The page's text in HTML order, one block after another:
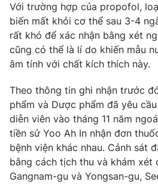
Phim VTV
Hậu trường
Nhân vật
Khán giả
Giải sao mai
Giải trí
Điện ảnh
Sao
Đời sống
Du lịch
Làm đẹp
Chất lượng cuộc sống
Giáo dục
Tuyển sinh
Học trực tuyến
Công nghệ
Hitech Công nghệ tương lai
Sản phẩm
Giao lưu trực tuyến
Với trường hợp của propofol,
biến mất khỏi cơ thể sau 3-4
rất khó để xác nhận bằng xét
cũng có thể là lí do khiến mẫu
âm tính với chất kích thích này.
Theo thông tin ghi nhận trước
phẩm và Dược phẩm đã yêu
diễn viên vào tháng 11 năm
tiền sử Yoo Ah In nhận đơn
bệnh viện khác nhau. Cảnh sát
bằng cách tịch thu và khám xét
Gangnam-gu và Yongsan-gu,